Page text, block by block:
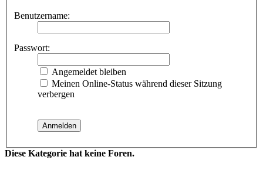
Benutzername:
Passwort:
Angemeldet bleiben
Meinen Online-Status während dieser Sitzung
verbergen
Diese Kategorie hat keine Foren.